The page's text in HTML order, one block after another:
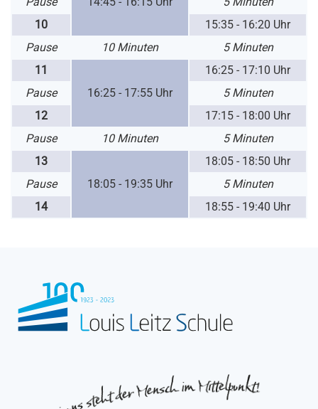
10
15:35 - 16:20 Uhr
Pause
10 Minuten
5 Minuten
11
16:25 - 17:55 Uhr
16:25 - 17:10 Uhr
Pause
5 Minuten
12
17:15 - 18:00 Uhr
Pause
10 Minuten
5 Minuten
13
18:05 - 19:35 Uhr
18:05 - 18:50 Uhr
Pause
5 Minuten
14
18:55 - 19:40 Uhr